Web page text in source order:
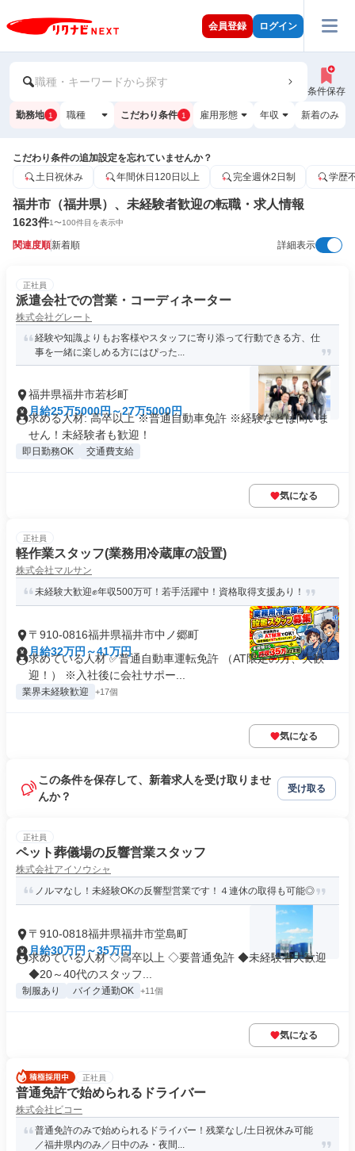
会員登録 ログイン
職種・キーワードから探す
条件保存
勤務地 1 職種 こだわり条件 1 雇用形態 年収 新着のみ
こだわり条件の追加設定を忘れていませんか？
土日祝休み
年間休日120日以上 完全週休2日制 学歴
福井市（福井県）、未経験者歓迎の転職・求人情報
1623件1〜100件目を表示中
関連度順新着順 詳細表示
正社員
派遣会社での営業・コーディネーター
株式会社グレート
経験や知識よりもお客様やスタッフに寄り添って⾏動できる⽅、仕
事を⼀緒に楽しめる⽅にはぴった...
福井県福井市若杉町
月給25万5000円～27万5000円
求める人材: 高卒以上 ※普通自動車免許 ※経験などは問いま
せん！未経験者も歓迎！
即日勤務OK 交通費支給
気になる
正社員
軽作業スタッフ(業務用冷蔵庫の設置)
株式会社マルサン
未経験大歓迎✊年収500万可！若手活躍中！資格取得支援あり！
〒910-0816福井県福井市中ノ郷町
月給32万円～41万円
求めている人材 ✅普通自動車運転免許 （AT限定の方、大歓
迎！） ※入社後に会社サポー...
業界未経験歓迎 +17個
気になる
この条件を保存して、新着求人を受け取りませ
んか？
受け取る
正社員
ペット葬儀場の反響営業スタッフ
株式会社アイソウシャ
ノルマなし！未経験OKの反響型営業です！４連休の取得も可能◎
〒910-0818福井県福井市堂島町
月給30万円～35万円
求めている人材 ◇高卒以上 ◇要普通免許 ◆未経験者大歓迎
◆20～40代のスタッフ...
制服あり バイク通勤OK +11個
気になる
正社員
普通免許で始められるドライバー
株式会社ビコー
普通免許のみで始められるドライバー！残業なし/土日祝休み可能
／福井県内のみ／日中のみ・夜間...